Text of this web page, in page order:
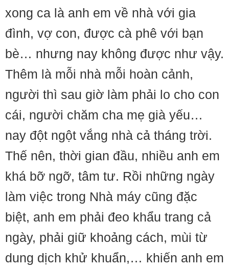
xong ca là anh em về nhà với gia
đình, vợ con, được cà phê với bạn
bè… nhưng nay không được như vậy.
Thêm là mỗi nhà mỗi hoàn cảnh,
người thì sau giờ làm phải lo cho con
cái, người chăm cha mẹ già yếu…
nay đột ngột vắng nhà cả tháng trời.
Thế nên, thời gian đầu, nhiều anh em
khá bỡ ngỡ, tâm tư. Rồi những ngày
làm việc trong Nhà máy cũng đặc
biệt, anh em phải đeo khẩu trang cả
ngày, phải giữ khoảng cách, mùi từ
dung dịch khử khuẩn,… khiến anh em